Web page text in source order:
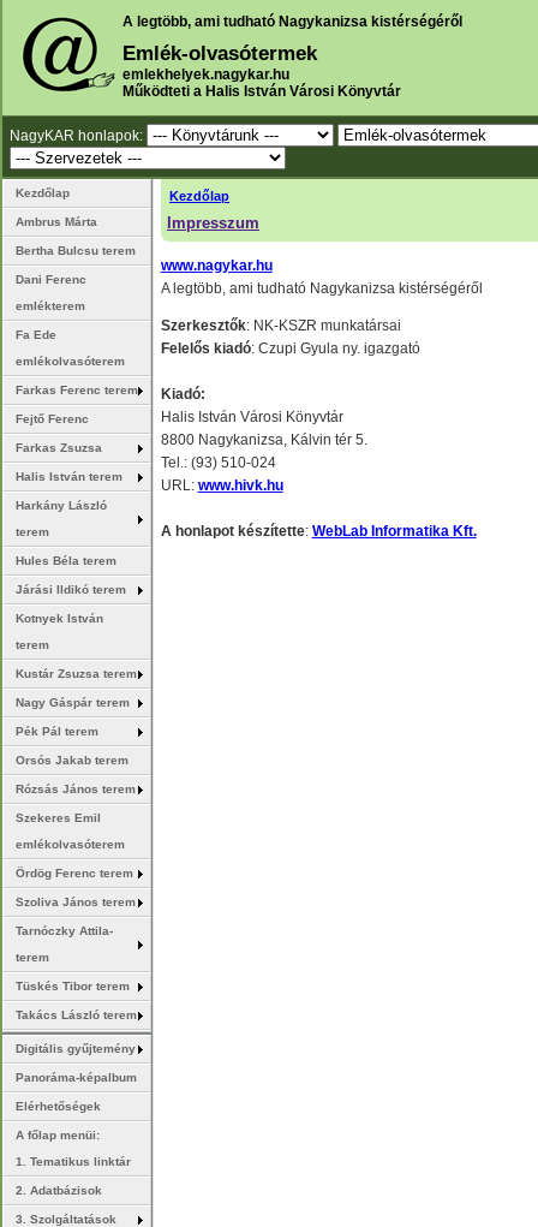
A legtöbb, ami tudható Nagykanizsa kistérségéről
Emlék-olvasótermek
emlekhelyek.nagykar.hu
Működteti a Halis István Városi Könyvtár
NagyKAR honlapok:
Kezdőlap
Impresszum
www.nagykar.hu
A legtöbb, ami tudható Nagykanizsa kistérségéről
Szerkesztők: NK-KSZR munkatársai
Felelős kiadó: Czupi Gyula ny. igazgató
Kiadó:
Halis István Városi Könyvtár
8800 Nagykanizsa, Kálvin tér 5.
Tel.: (93) 510-024
URL: www.hivk.hu
A honlapot készítette: WebLab Informatika Kft.
Kezdőlap
Ambrus Márta
Bertha Bulcsu terem
Dani Ferenc
emlékterem
Fa Ede
emlékolvasóterem
Farkas Ferenc terem
Fejtő Ferenc
Farkas Zsuzsa
Halis István terem
Harkány László
terem
Hules Béla terem
Járási Ildikó terem
Kotnyek István
terem
Kustár Zsuzsa terem
Nagy Gáspár terem
Pék Pál terem
Orsós Jakab terem
Rózsás János terem
Szekeres Emil
emlékolvasóterem
Ördög Ferenc terem
Szoliva János terem
Tarnóczky Attila-
terem
Tüskés Tibor terem
Takács László terem
Digitális gyűjtemény
Panoráma-képalbum
Elérhetőségek
A főlap menüi:
1. Tematikus linktár
2. Adatbázisok
3. Szolgáltatások